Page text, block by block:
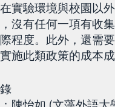
實驗環境與校園以
沒有任何一項有收
程度。此外，還需
施此類政策的成本成